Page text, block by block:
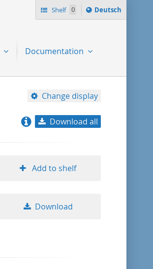
Shelf 0
Sprache
ï¿½ndern
Deutsch
Documentation
Change display
title ascending
Download all
Add to shelf
Download